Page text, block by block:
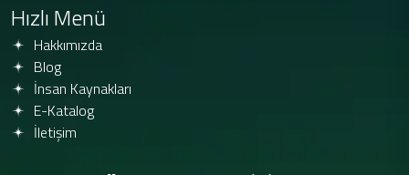
Hızlı Menü
Hakkımızda
Blog
İnsan Kaynakları
E-Katalog
İletişim